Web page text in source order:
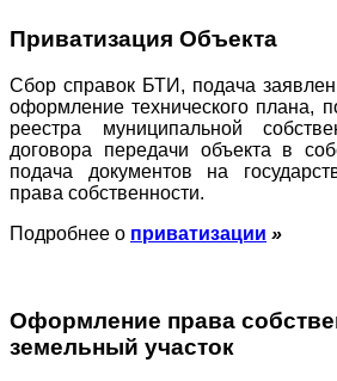
Приватизация Объекта
Сбор справок БТИ, подача
оформление технического плана,
реестра муниципальной
договора передачи объекта в
подача документов на
права собственности.
Подробнее о приватизации »
Оформление права
земельный участок